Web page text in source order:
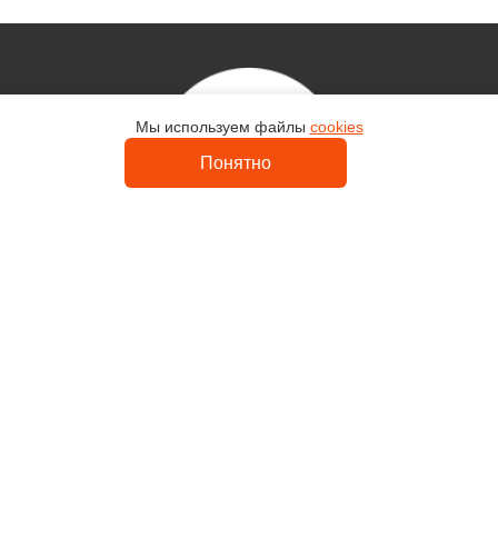
Контакты
Мы используем файлы cookies
Понятно